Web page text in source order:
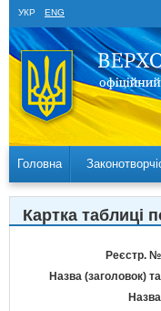
УКР ENG
Головна
Картка таблиці
Реєстр. №
Назва (заголовок)